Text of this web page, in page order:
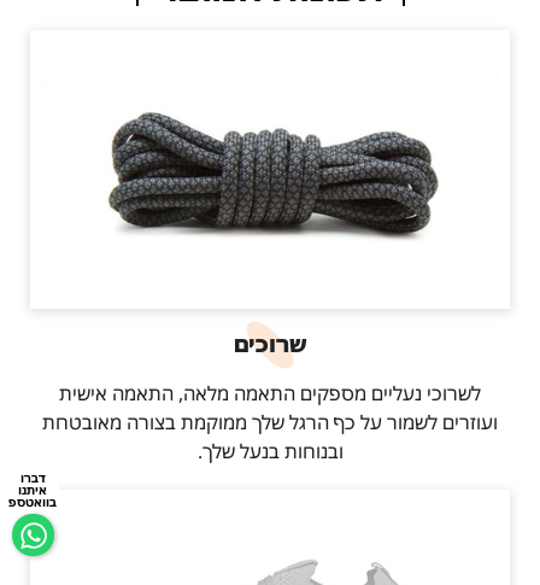
דברו
איתנו
בוואטספ
שרוכים
לשרוכי נעליים מספקים התאמה מלאה, התאמה אישית
ועוזרים לשמור על כף הרגל שלך ממוקמת בצורה מאובטחת
ובנוחות בנעל שלך.